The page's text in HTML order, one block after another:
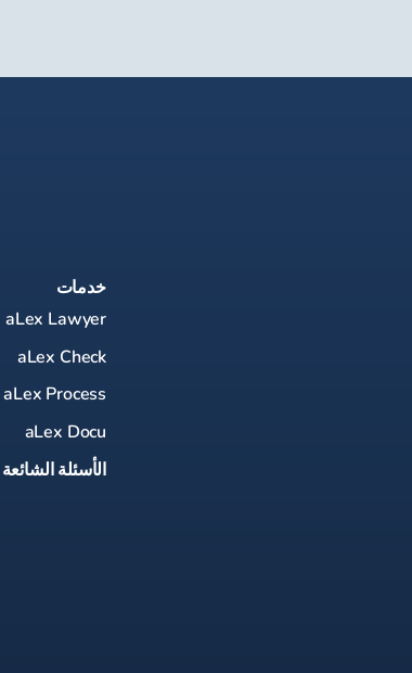
خدمات
aLex Lawyer
aLex Check
aLex Process
aLex Docu
الأسئلة الشائعة